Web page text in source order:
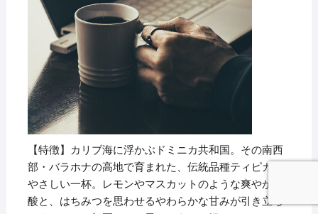
【特徴】カリブ海に浮かぶドミニカ共和国。その南西
部・バラホナの高地で育まれた、伝統品種ティピカの
やさしい一杯。レモンやマスカットのような爽やかな
酸と、はちみつを思わせるやわらかな甘みが引き立ち